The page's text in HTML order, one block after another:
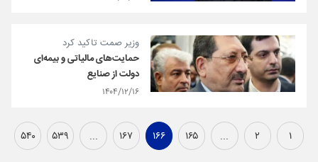
وزیر صمت تاکید کرد
حمایت‌های مالیاتی و بیمه‌ای
دولت از صنایع‌
۱۴۰۴/۱۲/۱۶
۱ ۲ ... ۱۶۵ ۱۶۶ ۱۶۷ ... ۵۳۹ ۵۴۰